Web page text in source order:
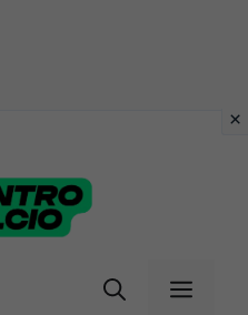
Menu